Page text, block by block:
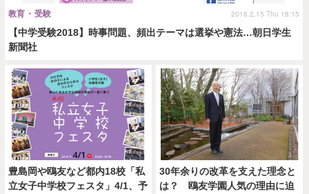
【中学受験2018】時事問題、頻出テーマは選挙や憲法…朝日学生
新聞社
教育・受験 2018.2.15 Thu 18:15
豊島岡や鴎友など都内18校「私
立女子中学校フェスタ」4/1、予
30年余りの改革を支えた理念と
は？ 鴎友学園人気の理由に迫